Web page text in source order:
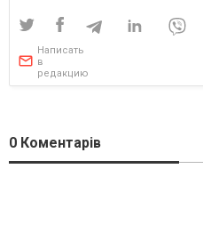
Написать
в
редакцию
0 Коментарів